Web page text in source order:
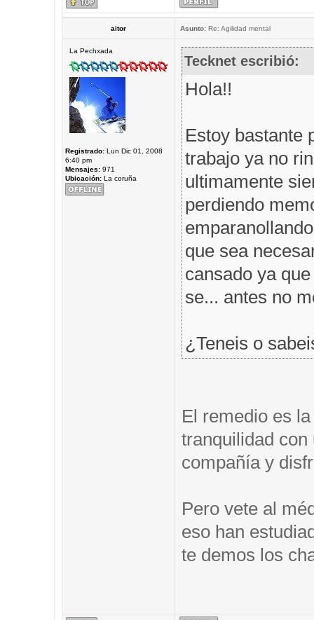
aitor Asunto:Re: Agilidad mental
La Pechxada
Registrado:Lun Dic 01, 2008
6:40 pm
Mensajes:971
Ubicación:La coruña
Tecknet escribió:
Hola!!
Estoy bastante
trabajo ya no
ultimamente
perdiendo
que sea
cansado ya
se... antes no
¿Teneis o
El remedio es
tranquilidad con
compañía y
Pero vete al
eso han
te demos los